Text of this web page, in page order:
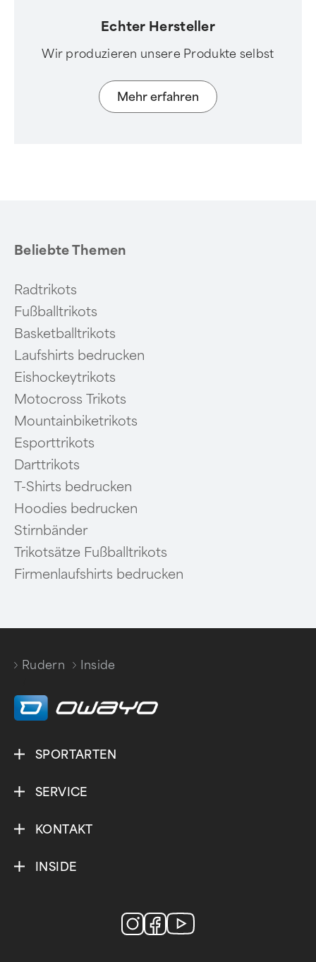
Echter Hersteller
Wir produzieren unsere Produkte selbst
Mehr erfahren
Beliebte Themen
Radtrikots
Fußballtrikots
Basketballtrikots
Laufshirts bedrucken
Eishockeytrikots
Motocross Trikots
Mountainbiketrikots
Esporttrikots
Darttrikots
T-Shirts bedrucken
Hoodies bedrucken
Stirnbänder
Trikotsätze Fußballtrikots
Firmenlaufshirts bedrucken
Rudern
Inside
SPORTARTEN
SERVICE
KONTAKT
INSIDE